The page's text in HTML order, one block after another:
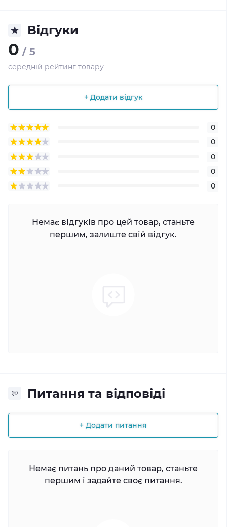
Відгуки
0 / 5
середній рейтинг товару
+ Додати відгук
0
0
0
0
0
Немає відгуків про цей товар, станьте
першим, залиште свій відгук.
Питання та відповіді
+ Додати питання
Немає питань про даний товар, станьте
першим і задайте своє питання.